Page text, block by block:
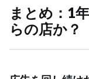
まとめ：1
らの店か？